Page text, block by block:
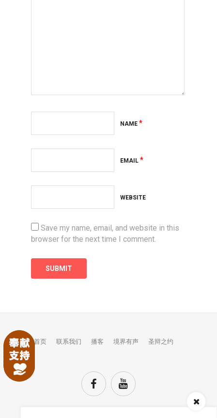
NAME *
EMAIL *
WEBSITE
Save my name, email, and website in this
browser for the next time I comment.
首页 联系我们 播客 境界有声 圣辩之约